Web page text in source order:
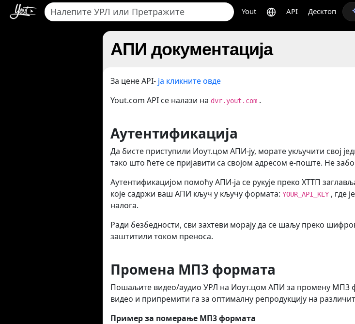
Yout API Десктоп
АПИ документација
За цене API- ја кликните овде
Yout.com API се налази на dvr.yout.com .
Аутентификација
Да бисте приступили Иоут.цом АПИ-ју, морате укључити свој
тако што ћете се пријавити са својом адресом е-поште. Не
Аутентификацијом помоћу АПИ-ја се рукује преко ХТТП
које садржи ваш АПИ кључ у кључу формата: YOUR_API_KEY , где је
налога.
Ради безбедности, сви захтеви морају да се шаљу преко
заштитили током преноса.
Промена МП3 формата
Пошаљите видео/аудио УРЛ на Иоут.цом АПИ за промену МП3
видео и припремити га за оптималну репродукцију на
Пример за померање МП3 формата